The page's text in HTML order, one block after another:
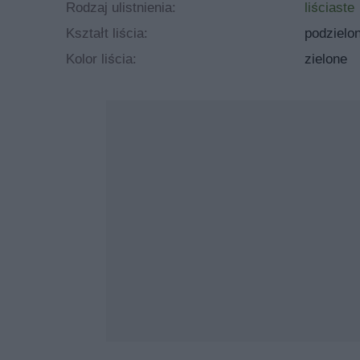
Rodzaj ulistnienia:
liściaste
Kształt liścia:
Kolor liścia:
zielone